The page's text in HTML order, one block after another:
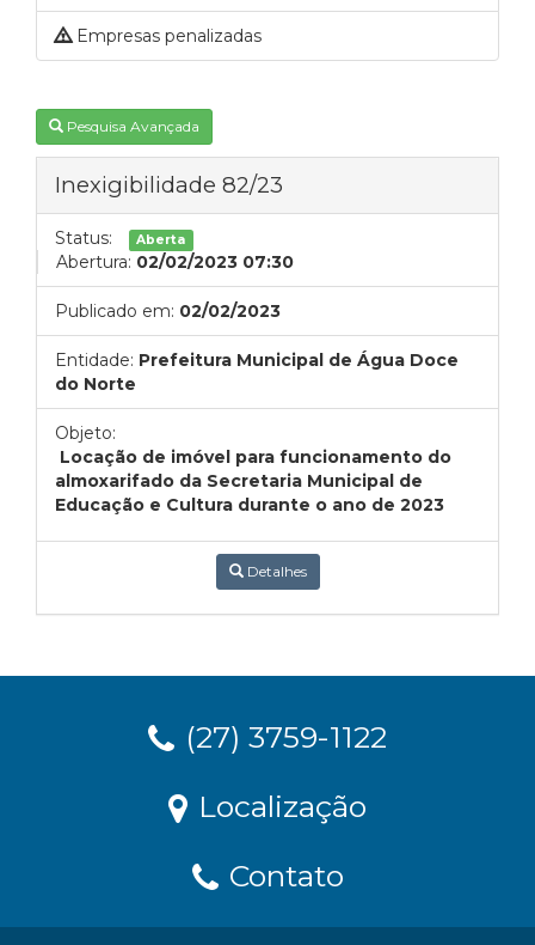
Empresas penalizadas
Pesquisa Avançada
Inexigibilidade 82/23
Status: Aberta
Abertura: 02/02/2023 07:30
Publicado em: 02/02/2023
Entidade: Prefeitura Municipal de Água Doce
do Norte
Objeto:
Locação de imóvel para funcionamento do
almoxarifado da Secretaria Municipal de
Educação e Cultura durante o ano de 2023
Detalhes
(27) 3759-1122
Localização
Contato